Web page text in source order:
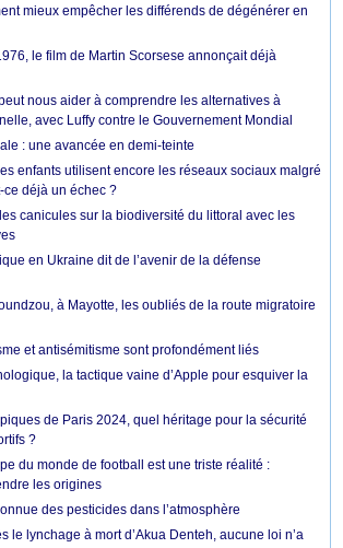
mieux empêcher les différends de dégénérer en
le film de Martin Scorsese annonçait déjà
nous aider à comprendre les alternatives à
avec Luffy contre le Gouvernement Mondial
: une avancée en demi-teinte
enfants utilisent encore les réseaux sociaux malgré
ce déjà un échec ?
canicules sur la biodiversité du littoral avec les
en Ukraine dit de l’avenir de la défense
à Mayotte, les oubliés de la route migratoire
et antisémitisme sont profondément liés
la tactique vaine d’Apple pour esquiver la
de Paris 2024, quel héritage pour la sécurité
?
du monde de football est une triste réalité :
les origines
des pesticides dans l’atmosphère
le lynchage à mort d’Akua Denteh, aucune loi n’a